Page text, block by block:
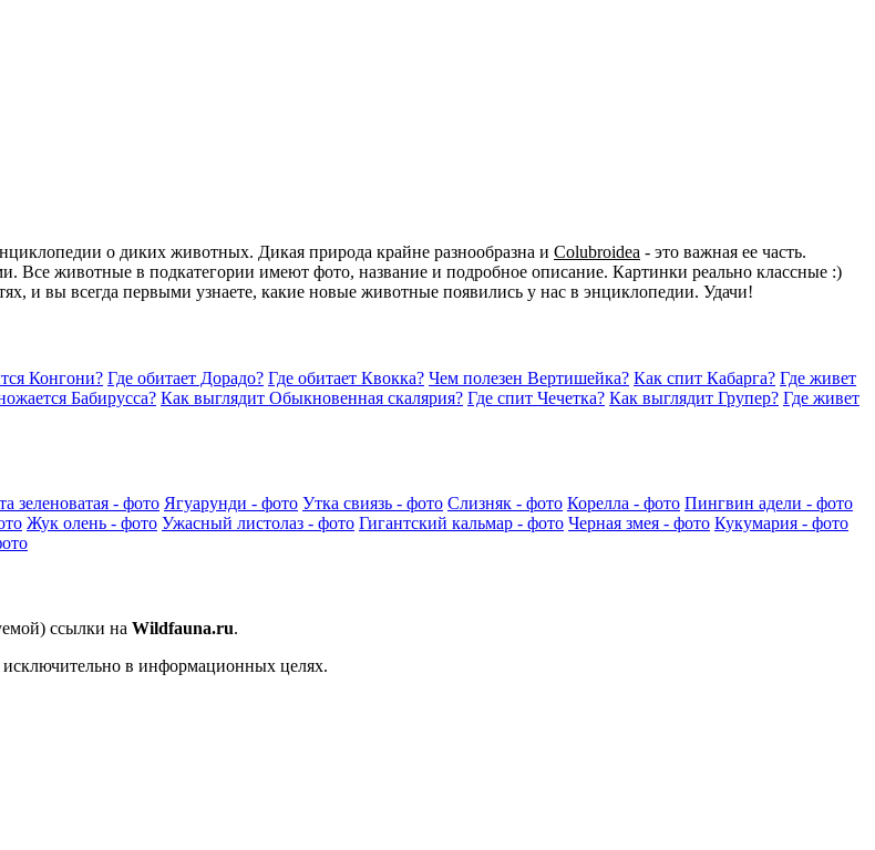
о диких животных. Дикая природа крайне разнообразна и Colubroidea - это важная ее часть.
Все животные в подкатегории имеют фото, название и подробное описание. Картинки реально классные :)
и вы всегда первыми узнаете, какие новые животные появились у нас в энциклопедии. Удачи!
Конгони? Где обитает Дорадо? Где обитает Квокка? Чем полезен Вертишейка? Как спит Кабарга? Где живет
Бабирусса? Как выглядит Обыкновенная скалярия? Где спит Чечетка? Как выглядит Групер? Где живет
зеленоватая - фото Ягуарунди - фото Утка свиязь - фото Слизняк - фото Корелла - фото Пингвин адели - фото
Жук олень - фото Ужасный листолаз - фото Гигантский кальмар - фото Черная змея - фото Кукумария - фото
ссылки на Wildfauna.ru.
в информационных целях.